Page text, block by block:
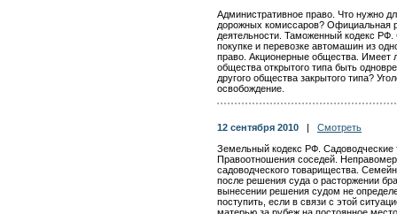
Административное право. Что нужно
дорожных комиссаров? Официальная
деятельности. Таможенный кодекс
покупке и перевозке автомашин из
право. Акционерные общества. Имеет
общества открытого типа быть
другого общества закрытого типа?
освобождение.
12 сентября 2010
Смотреть
Земельный кодекс РФ.
Правоотношения соседей.
садоводческого товарищества.
после решения суда о расторжении
вынесении решения судом не
поступить, если в связи с этой